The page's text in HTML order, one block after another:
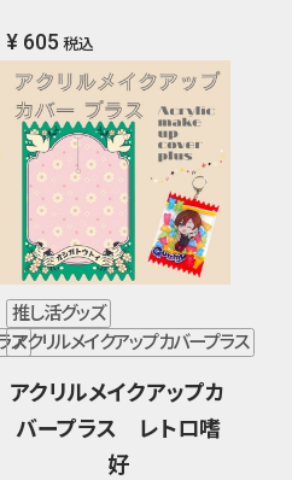
¥ 605 税込
ス
推し活グッズ
アクリルメイクアップカバープラス
アクリルメイクアップカ
バープラス レトロ嗜
好